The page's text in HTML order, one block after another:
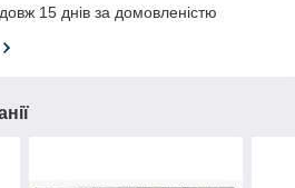
15 днів за домовленістю